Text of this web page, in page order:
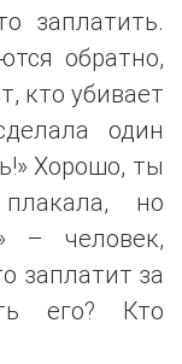
заплатить.
обратно,
кто убивает
один
Хорошо, ты
плакала, но
– человек,
заплатит за
его? Кто